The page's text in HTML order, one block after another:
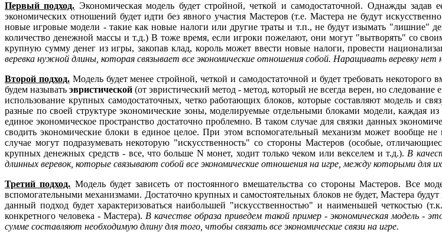
Первый подход. Экономическая модель будет стройной, четкой и самодостаточной. Однажды задав
экономических отношений будет идти без явного участия Мастеров (т.е. Мастера не будут
новые игровые модели - такие как новые налоги или другие траты и т.п., не будут изымать "лишние"
количество денежной массы и т.д.) В тоже время, если игроки пожелают, они могут "вытворять" со
крупную сумму денег из игры, закопав клад, король может ввести новые налоги, провести
веревка нужной длины, которая связывает все экономические отношения собой. Наращивать веревку
Второй подход.Модель будет менее стройной, четкой и самодостаточной и будет требовать
будем называтьэвристической (от эвристический метод - метод, который не всегда верен, но
использование крупных самодостаточных, четко работающих блоков, которые составляют модель и
разные по своей структуре экономические зоны, моделируемые отдельными блоками модели, каждая
единое экономическое пространство достаточно проблемно. В таком случае для связки данных
сводить экономические блоки в единое целое. При этом вспомогательный механизм может вообще
случае могут подразумевать некоторую "искусственность" со стороны Мастеров (особые,
крупных денежных средств - все, что больше N монет, ходит только чеком или векселем и т.д.). В
длинных веревок, которые связывают собой все экономические отношения на игре, между которыми для
Третий подход. Модель будет зависеть от постоянного вмешательства со стороны Мастеров. Все
вспомогательными механизмами. Достаточно крупных и самостоятельных блоков не будет, Мастера
данный подход будет характеризоваться наибольшей "искусственностью" и наименьшей четкостью
конкретного человека - Мастера). В качестве образа приведем такой пример - экономическая модель -
сумме составляют необходимую длину для того, чтобы связать все экономические связи на игре.